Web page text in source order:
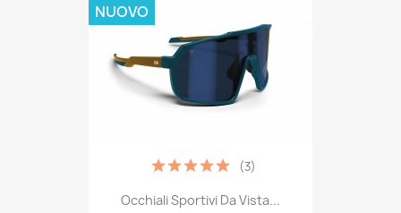
Occhiali Sportivi Da Vista...
(3)
NUOVO